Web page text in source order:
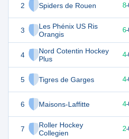
2 Spiders de Rouen
3
Les Phénix US Ris
Orangis
4
Nord Cotentin Hockey
Plus
5 Tigres de Garges
6 Maisons-Laffitte
7
Roller Hockey
Collegien
22 8-
19 6-
12 9 4-
11 4-
11 4-
2-